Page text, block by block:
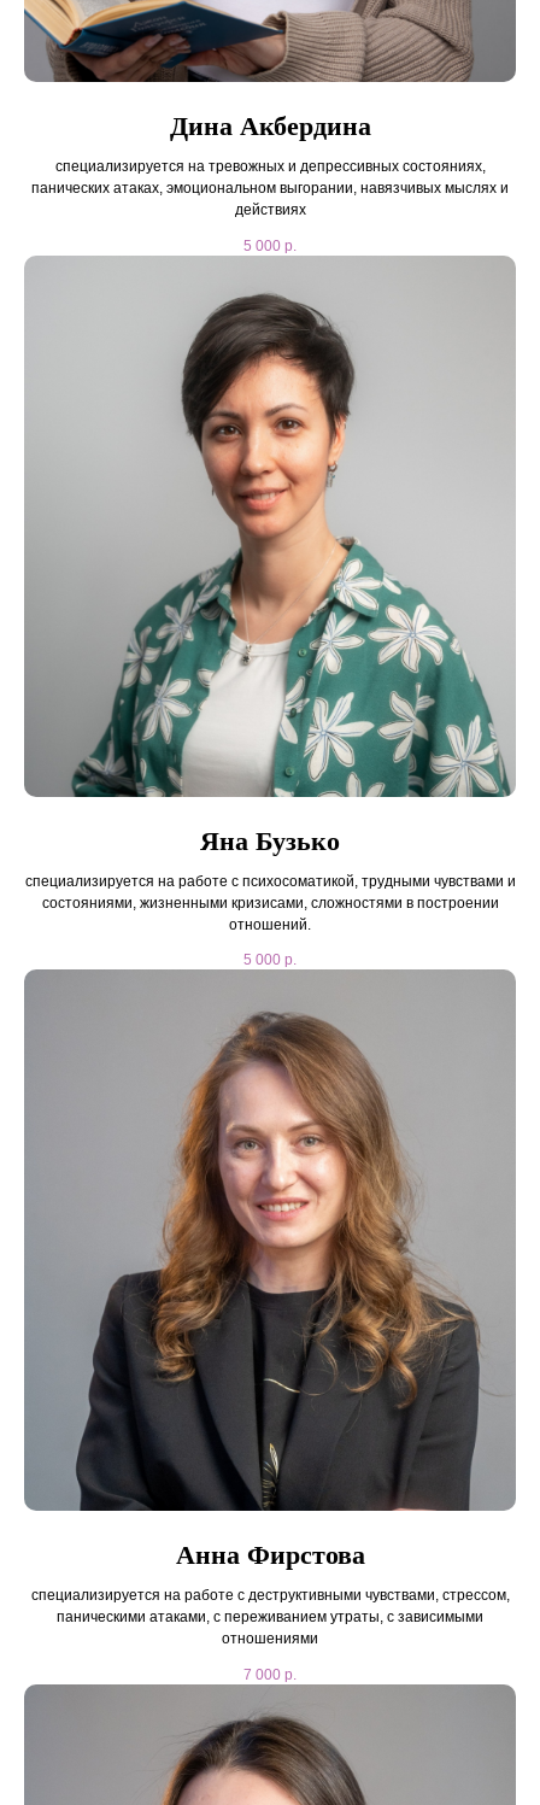
Дина Акбердина
специализируется на тревожных и депрессивных состояниях,
панических атаках, эмоциональном выгорании, навязчивых мыслях и
действиях
5 000 р.
Яна Бузько
cпециализируется на работе с психосоматикой, трудными чувствами и
состояниями, жизненными кризисами, сложностями в построении
отношений.
5 000 р.
Анна Фирстова
специализируется на работе с деструктивными чувствами, стрессом,
паническими атаками, с переживанием утраты, с зависимыми
отношениями
7 000 р.